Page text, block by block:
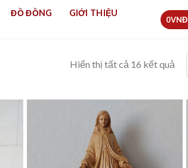
ĐỒ ĐỒNG GIỚI THIỆU
0VNĐ
Hiển thị tất cả 16 kết quả